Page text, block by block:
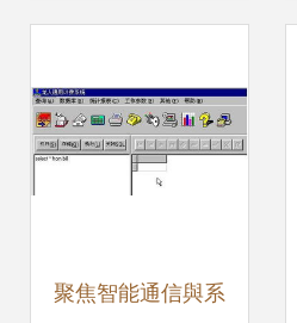
聚焦智能通信與系